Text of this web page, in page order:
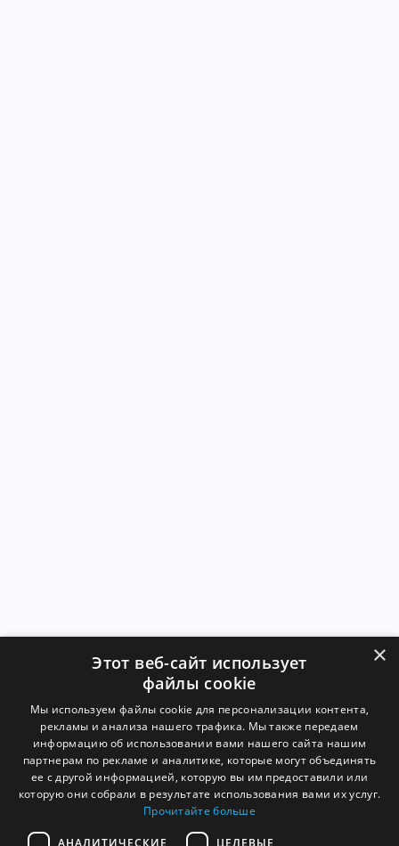
×
Этот веб-сайт использует
файлы cookie
Мы используем файлы cookie для персонализации контента,
рекламы и анализа нашего трафика. Мы также передаем
информацию об использовании вами нашего сайта нашим
партнерам по рекламе и аналитике, которые могут объединять
ее с другой информацией, которую вы им предоставили или
которую они собрали в результате использования вами их услуг.
Прочитайте больше
АНАЛИТИЧЕСКИЕ ЦЕЛЕВЫЕ